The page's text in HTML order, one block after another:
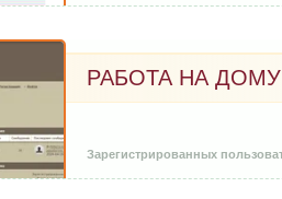
РАБОТА НА ДОМУ